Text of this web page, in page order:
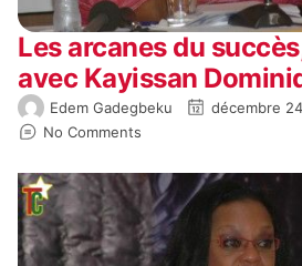
Les arcanes du
avec Kayissan
Edem Gadegbeku
décembre
No Comments